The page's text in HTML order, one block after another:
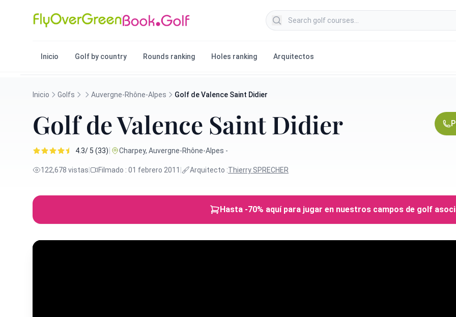
Search golf courses
Inicio Golf by country Rounds ranking Holes ranking Arquitectos
Inicio Golfs Auvergne-Rhône-Alpes Golf de Valence Saint Didier
Golf de Valence Saint Didier
4.3/ 5 (33)| Charpey, Auvergne-Rhône-Alpes -
122,678 vistas Filmado : 01 febrero 2011 Arquitecto :Thierry SPRECHER
Hasta -70% aquí para jugar en nuestros campos de golf